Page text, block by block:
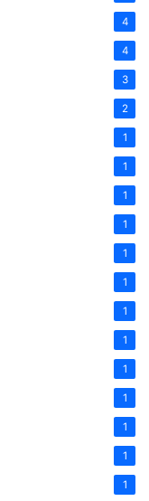
4
4
3
2
1
1
1
1
1
1
1
1
1
1
1
1
1